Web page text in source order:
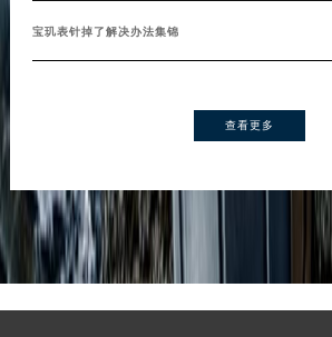
宝玑表针掉了解决办法集锦
查看更多